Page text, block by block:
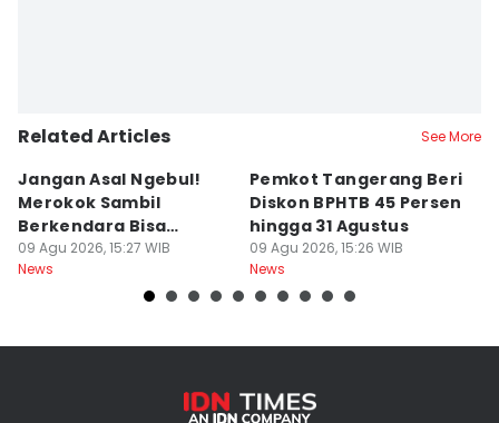
Related Articles See More
Jangan Asal Ngebul!
Merokok Sambil
Berkendara Bisa
Didenda Rp750 Ribu
09 Agu 2026, 15:27 WIB
News
Pemkot Tangerang Beri
Diskon BPHTB 45 Persen
hingga 31 Agustus
09 Agu 2026, 15:26 WIB
News